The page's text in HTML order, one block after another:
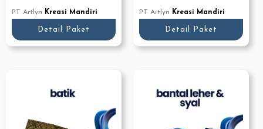
PT Artlyn Kreasi Mandiri
Detail Paket
PT Artlyn Kreasi Mandiri
Detail Paket